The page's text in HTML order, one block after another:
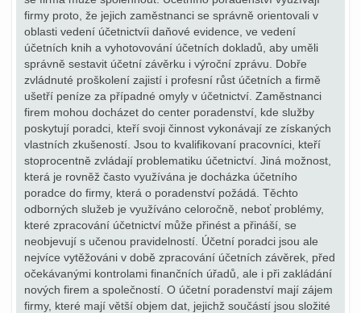
firmy proto, že jejich zaměstnanci se správně orientovali v
oblasti vedení účetnictvíi daňové evidence, ve vedení
účetních knih a vyhotovování účetních dokladů, aby uměli
správně sestavit účetní závěrku i výroční zprávu. Dobře
zvládnuté proškolení zajistí i profesní růst účetních a firmě
ušetří peníze za případné omyly v účetnictví. Zaměstnanci
firem mohou docházet do center poradenství, kde služby
poskytují poradci, kteří svoji činnost vykonávají ze získaných
vlastních zkušeností. Jsou to kvalifikovaní pracovníci, kteří
stoprocentně zvládají problematiku účetnictví. Jiná možnost,
která je rovněž často využívána je docházka účetního
poradce do firmy, která o poradenství požádá. Těchto
odborných služeb je využíváno celoročně, neboť problémy,
které zpracování účetnictví může přinést a přináší, se
neobjevují s učenou pravidelností. Účetní poradci jsou ale
nejvíce vytěžováni v době zpracování účetních závěrek, před
očekávanými kontrolami finančních úřadů, ale i při zakládání
nových firem a společností. O účetní poradenství mají zájem
firmy, které mají větší objem dat, jejichž součástí jsou složité